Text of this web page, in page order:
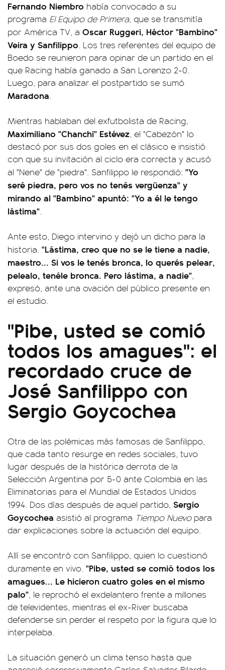
Fernando Niembro había convocado a su
programa El Equipo de Primera, que se transmitía
por América TV, a Oscar Ruggeri, Héctor "Bambino"
Veira y Sanfilippo. Los tres referentes del equipo de
Boedo se reunieron para opinar de un partido en el
que Racing había ganado a San Lorenzo 2-0.
Luego, para analizar el postpartido se sumó
Maradona.
Mientras hablaban del exfutbolista de Racing,
Maximiliano "Chanchi" Estévez, el "Cabezón" lo
destacó por sus dos goles en el clásico e insistió
con que su invitación al ciclo era correcta y acusó
al "Nene" de "piedra". Sanfilippo le respondió: "Yo
seré piedra, pero vos no tenés vergüenza" y
mirando al "Bambino" apuntó: "Yo a él le tengo
lástima".
Ante esto, Diego intervino y dejó un dicho para la
historia. "Lástima, creo que no se le tiene a nadie,
maestro... Si vos le tenés bronca, lo querés pelear,
pelealo, tenéle bronca. Pero lástima, a nadie",
expresó, ante una ovación del público presente en
el estudio.
"Pibe, usted se comió
todos los amagues": el
recordado cruce de
José Sanfilippo con
Sergio Goycochea
Otra de las polémicas más famosas de Sanfilippo,
que cada tanto resurge en redes sociales, tuvo
lugar después de la histórica derrota de la
Selección Argentina por 5-0 ante Colombia en las
Eliminatorias para el Mundial de Estados Unidos
1994. Dos días después de aquel partido, Sergio
Goycochea asistió al programa Tiempo Nuevo para
dar explicaciones sobre la actuación del equipo.
Allí se encontró con Sanfilippo, quien lo cuestionó
duramente en vivo. "Pibe, usted se comió todos los
amagues... Le hicieron cuatro goles en el mismo
palo", le reprochó el exdelantero frente a millones
de televidentes, mientras el ex-River buscaba
defenderse sin perder el respeto por la figura que lo
interpelaba.
La situación generó un clima tenso hasta que